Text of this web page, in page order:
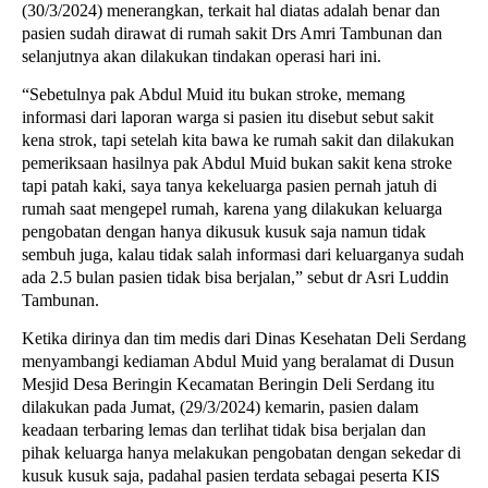
(30/3/2024) menerangkan, terkait hal diatas adalah benar dan
pasien sudah dirawat di rumah sakit Drs Amri Tambunan dan
selanjutnya akan dilakukan tindakan operasi hari ini.
“Sebetulnya pak Abdul Muid itu bukan stroke, memang
informasi dari laporan warga si pasien itu disebut sebut sakit
kena strok, tapi setelah kita bawa ke rumah sakit dan dilakukan
pemeriksaan hasilnya pak Abdul Muid bukan sakit kena stroke
tapi patah kaki, saya tanya kekeluarga pasien pernah jatuh di
rumah saat mengepel rumah, karena yang dilakukan keluarga
pengobatan dengan hanya dikusuk kusuk saja namun tidak
sembuh juga, kalau tidak salah informasi dari keluarganya sudah
ada 2.5 bulan pasien tidak bisa berjalan,” sebut dr Asri Luddin
Tambunan.
Ketika dirinya dan tim medis dari Dinas Kesehatan Deli Serdang
menyambangi kediaman Abdul Muid yang beralamat di Dusun
Mesjid Desa Beringin Kecamatan Beringin Deli Serdang itu
dilakukan pada Jumat, (29/3/2024) kemarin, pasien dalam
keadaan terbaring lemas dan terlihat tidak bisa berjalan dan
pihak keluarga hanya melakukan pengobatan dengan sekedar di
kusuk kusuk saja, padahal pasien terdata sebagai peserta KIS